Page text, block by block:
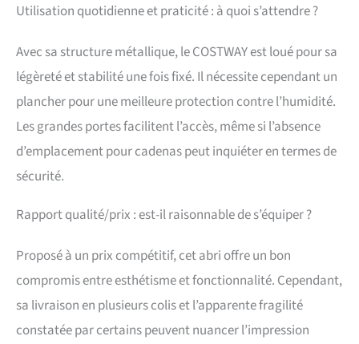
arrière-cour, pelouse et
outils peut être transformée
en un local à poubelles ou
en une maison pour
animaux selon les besoins.
【Porte Sécurisée & Rampe
Pratique】2 portes
coulissantes fonctionnent
en douceur et peuvent être
intégrée facilite le transport
outils ou équipements à
roues.
Utilisation quotidienne et praticité : à quoi s’attendre ?
Avec sa structure métallique, le COSTWAY est loué pour sa
légèreté et stabilité une fois fixé. Il nécessite cependant un
plancher pour une meilleure protection contre l’humidité.
Les grandes portes facilitent l’accès, même si l’absence
d’emplacement pour cadenas peut inquiéter en termes de
sécurité.
Rapport qualité/prix : est-il raisonnable de s’équiper ?
Proposé à un prix compétitif, cet abri offre un bon
compromis entre esthétisme et fonctionnalité. Cependant,
sa livraison en plusieurs colis et l’apparente fragilité
constatée par certains peuvent nuancer l’impression